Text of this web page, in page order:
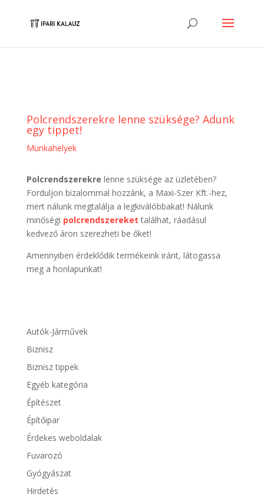
Polcrendszerekre lenne szüksége? Adunk
egy tippet!
Munkahelyek
Polcrendszerekre lenne szüksége az üzletében?
Forduljon bizalommal hozzánk, a Maxi-Szer Kft.-hez,
mert nálunk megtalálja a legkiválóbbakat! Nálunk
minőségi polcrendszereket találhat, ráadásul
kedvező áron szerezheti be őket!
Amennyiben érdeklődik termékeink iránt, látogassa
meg a honlapunkat!
Autók-Járművek
Biznisz
Biznisz tippek
Egyéb kategória
Építészet
Építőipar
Érdekes weboldalak
Fuvarozó
Gyógyászat
Hirdetés